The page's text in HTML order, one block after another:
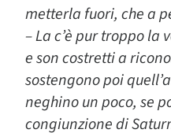
metterla fuori, che a
– La c’è pur troppo la
e son costretti a
sostengono poi
neghino un poco, se
congiunzione di